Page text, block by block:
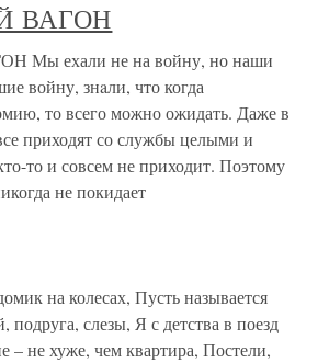
ВАГОН
Мы ехали не на войну, но наши
войну, знaли, что когда
то всего можно ожидать. Даже в
приходят со службы целыми и
то и совсем не приходит. Поэтому
не покидает
на колесах, Пусть называется
подруга, слезы, Я с детства в поезд
– не хуже, чем квартира, Постели,